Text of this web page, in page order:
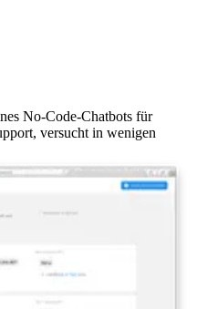
No-Code-Chatbots für
versucht in wenigen